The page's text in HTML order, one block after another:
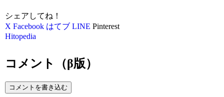
シェアしてね！
X Facebook はてブ LINE Pinterest
Hitopedia
コメント（β版）
コメントを書き込む